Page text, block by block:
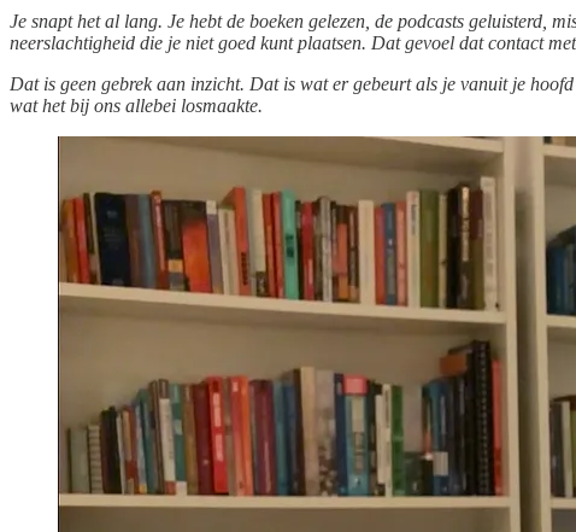
Je snapt het al lang. Je hebt de boeken gelezen, de podcasts geluisterd,
neerslachtigheid die je niet goed kunt plaatsen. Dat gevoel dat contact
Dat is geen gebrek aan inzicht. Dat is wat er gebeurt als je vanuit je
wat het bij ons allebei losmaakte.